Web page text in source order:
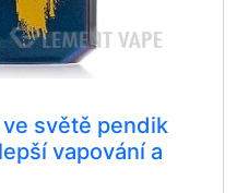
světě pendik
vapování a